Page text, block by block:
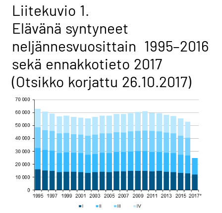
Liitekuvio 1.
Elävänä syntyneet
neljännesvuosittain 1995–2016
sekä ennakkotieto 2017
(Otsikko korjattu 26.10.2017)